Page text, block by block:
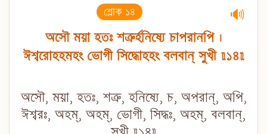
শ্লোক ১৪ 🔊
অসৌ ময়া হতঃ শত্রুর্হনিষ্যে চাপরানপি ।
ঈশ্বরোহহমহং ভোগী সিদ্ধোহহং বলবান্ সুখী ॥১৪॥
অসৌ, ময়া, হতঃ, শত্রু, হনিষ্যে, চ, অপরান্, অপি,
ঈশ্বরঃ, অহম্, অহম্, ভোগী, সিদ্ধঃ, অহম্, বলবান্,